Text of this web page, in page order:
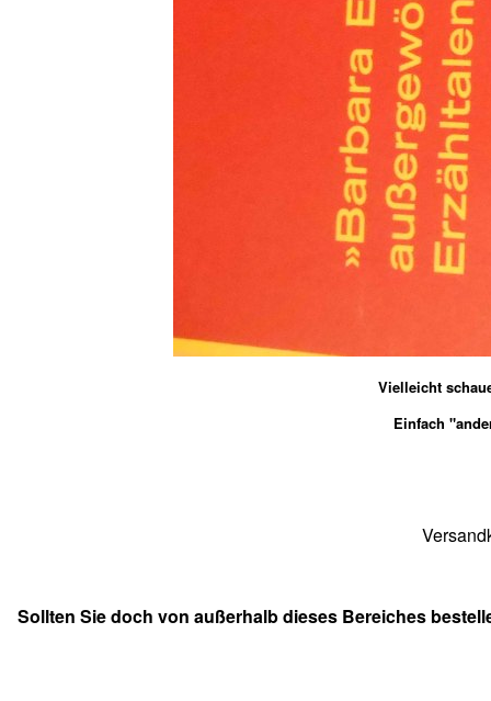
Vielleicht
Einfach
Sollten Sie doch von außerhalb dieses Bereiches